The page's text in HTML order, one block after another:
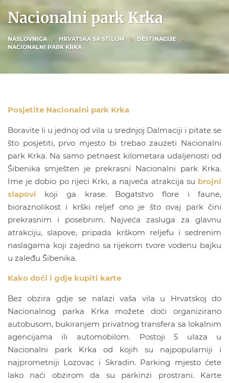
Nacionalni park Krka
NASLOVNICA HRVATSKA SA STILOM
DESTINACIJE
NACIONALNI PARK KRKA
Posjetite Nacionalni park Krka
Boravite li u jednoj od vila u srednjoj Dalmaciji i pitate se
što posjetiti, prvo mjesto bi trebao zauzeti Nacionalni
park Krka. Na samo petnaest kilometara udaljenosti od
Šibenika smješten je prekrasni Nacionalni park Krka.
Ime je dobio po rijeci Krki, a najveća atrakcija su brojni
slapovi koji ga krase. Bogatstvo flore i faune,
bioraznolikost i krški reljef ono je što ovaj park čini
prekrasnim i posebnim. Najveća zasluga za glavnu
atrakciju, slapove, pripada krškom reljefu i sedrenim
naslagama koji zajedno sa rijekom tvore vodenu bajku
u zaleđu Šibenika.
Kako doći i gdje kupiti karte
Bez obzira gdje se nalazi vaša vila u Hrvatskoj do
Nacionalnog parka Krka možete doći organizirano
autobusom, bukiranjem privatnog transfera sa lokalnim
agencijama ili automobilom. Postoji 5 ulaza u
Nacionalni park Krka od kojih su najpopularniji i
najprometniji Lozovac i Skradin. Parking mjesto ćete
lako naći obzirom da su parkinzi prostrani. Karte